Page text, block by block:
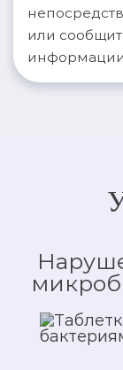
или
информации